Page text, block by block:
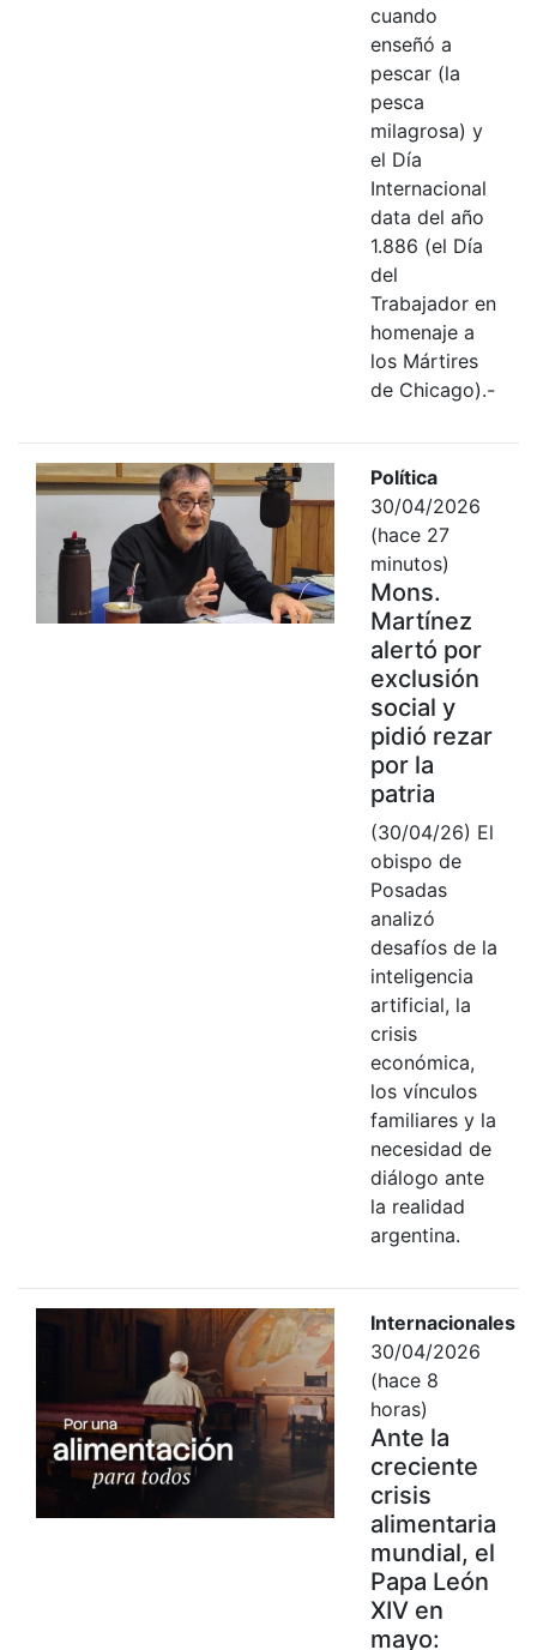
cuando
enseñó a
pescar (la
pesca
milagrosa) y
el Día
Internacional
data del año
1.886 (el Día
del
Trabajador en
homenaje a
los Mártires
de Chicago).-
Política
30/04/2026
(hace 27
minutos)
Mons.
Martínez
alertó por
exclusión
social y
pidió rezar
por la
patria
(30/04/26) El
obispo de
Posadas
analizó
desafíos de la
inteligencia
artificial, la
crisis
económica,
los vínculos
familiares y la
necesidad de
diálogo ante
la realidad
argentina.
Internacionales
30/04/2026
(hace 8
horas)
Ante la
creciente
crisis
alimentaria
mundial, el
Papa León
XIV en
mayo: